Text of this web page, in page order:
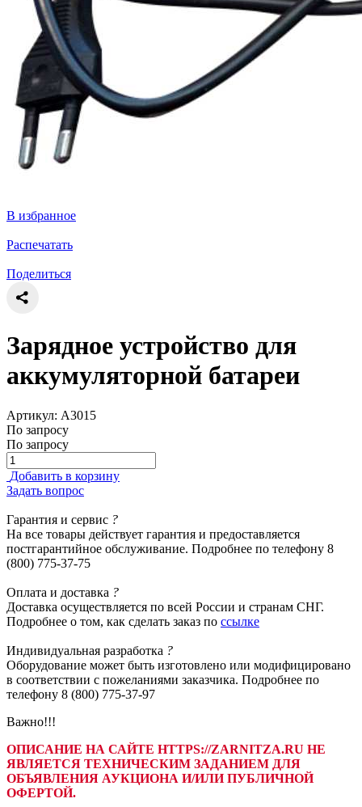
В избранное
Распечатать
Поделиться
Зарядное устройство для
аккумуляторной батареи
Артикул: А3015
По запросу
По запросу
Добавить в корзину
Задать вопрос
Гарантия и сервис ?
На все товары действует гарантия и предоставляется
постгарантийное обслуживание. Подробнее по телефону 8
(800) 775-37-75
Оплата и доставка ?
Доставка осуществляется по всей России и странам СНГ.
Подробнее о том, как сделать заказ по ссылке
Индивидуальная разработка ?
Оборудование может быть изготовлено или модифицировано
в соответствии с пожеланиями заказчика. Подробнее по
телефону 8 (800) 775-37-97
Важно!!!
ОПИСАНИЕ НА САЙТЕ HTTPS://ZARNITZA.RU НЕ
ЯВЛЯЕТСЯ ТЕХНИЧЕСКИМ ЗАДАНИЕМ ДЛЯ
ОБЪЯВЛЕНИЯ АУКЦИОНА И/ИЛИ ПУБЛИЧНОЙ
ОФЕРТОЙ.